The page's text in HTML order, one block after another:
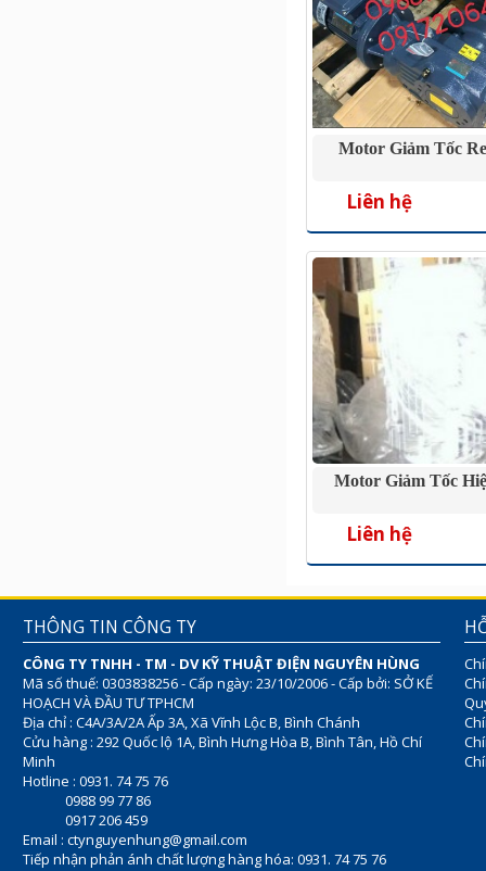
Motor Giảm Tốc
Liên hệ
Motor Giảm Tốc
Liên hệ
THÔNG TIN CÔNG TY
CÔNG TY TNHH - TM - DV KỸ THUẬT ĐIỆN NGUYÊN HÙNG
Mã số thuế: 0303838256 - Cấp ngày: 23/10/2006 - Cấp bởi: SỞ KẾ
HOẠCH VÀ ĐẦU TƯ TPHCM
Địa chỉ : C4A/3A/2A Ấp 3A, Xã Vĩnh Lộc B, Bình Chánh
Cửu hàng : 292 Quốc lộ 1A, Bình Hưng Hòa B, Bình Tân, Hồ Chí
Minh
Hotline : 0931. 74 75 76
0988 99 77 86
0917 206 459
Email : ctynguyenhung@gmail.com
Tiếp nhận phản ánh chất lượng hàng hóa: 0931. 74 75 76